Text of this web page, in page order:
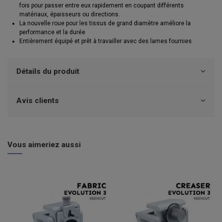
fois pour passer entre eux rapidement en coupant différents
matériaux, épaisseurs ou directions.
La nouvelle roue pour les tissus de grand diamètre améliore la
performance et la durée
Entièrement équipé et prêt à travailler avec des lames fournies
Détails du produit
Avis clients
Vous aimeriez aussi